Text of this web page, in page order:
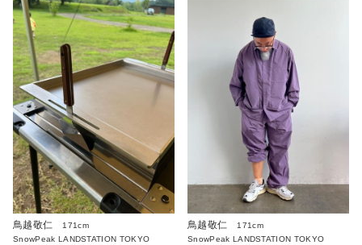
鳥越敬仁
171cm
SnowPeak LANDSTATION TOKYO
鳥越敬仁
171cm
SnowPeak LANDSTATION TOKYO